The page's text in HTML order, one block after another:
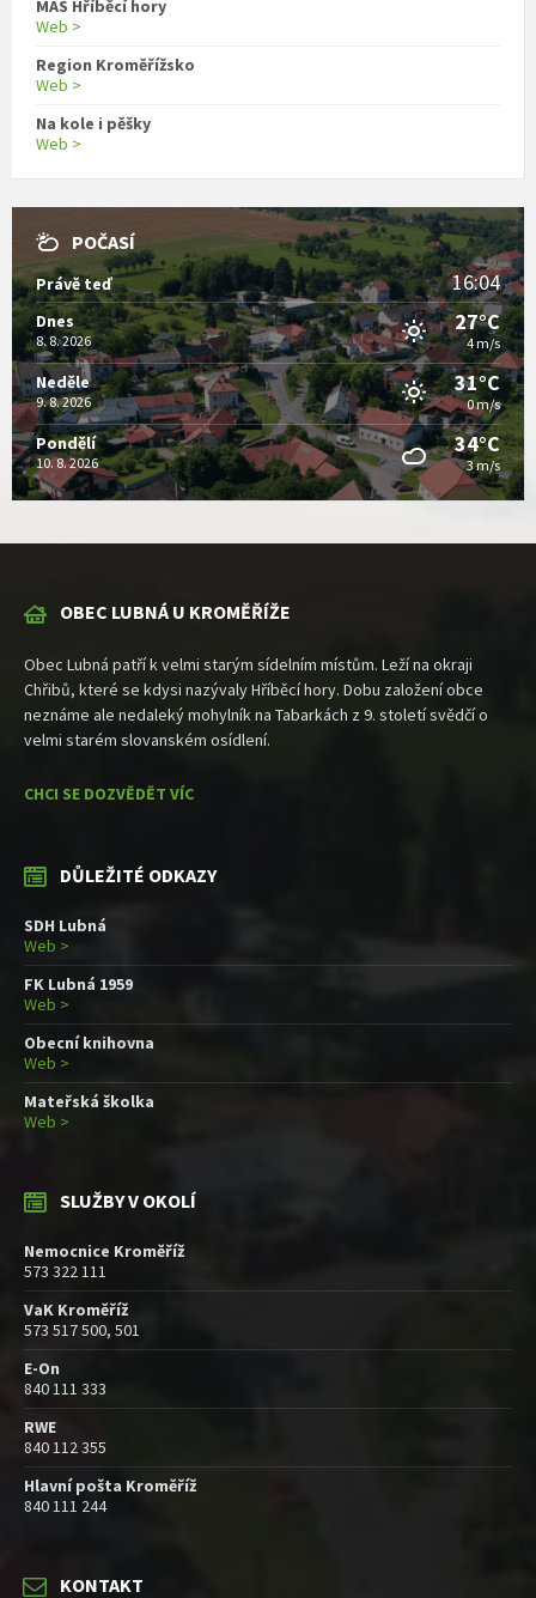
MAS Hříběcí hory
Web >
Region Kroměřížsko
Web >
Na kole i pěšky
Web >
POČASÍ
Právě teď 16:04
Dnes
8. 8. 2026
27°C
4 m/s
Neděle
9. 8. 2026
31°C
0 m/s
Pondělí
10. 8. 2026
34°C
3 m/s
OBEC LUBNÁ U KROMĚŘÍŽE
Obec Lubná patří k velmi starým sídelním místům. Leží na okraji
Chřibů, které se kdysi nazývaly Hříběcí hory. Dobu založení obce
neznáme ale nedaleký mohylník na Tabarkách z 9. století svědčí o
velmi starém slovanském osídlení.
CHCI SE DOZVĚDĚT VÍC
DŮLEŽITÉ ODKAZY
SDH Lubná
Web >
FK Lubná 1959
Web >
Obecní knihovna
Web >
Mateřská školka
Web >
SLUŽBY V OKOLÍ
Nemocnice Kroměříž
573 322 111
VaK Kroměříž
573 517 500, 501
E-On
840 111 333
RWE
840 112 355
Hlavní pošta Kroměříž
840 111 244
KONTAKT